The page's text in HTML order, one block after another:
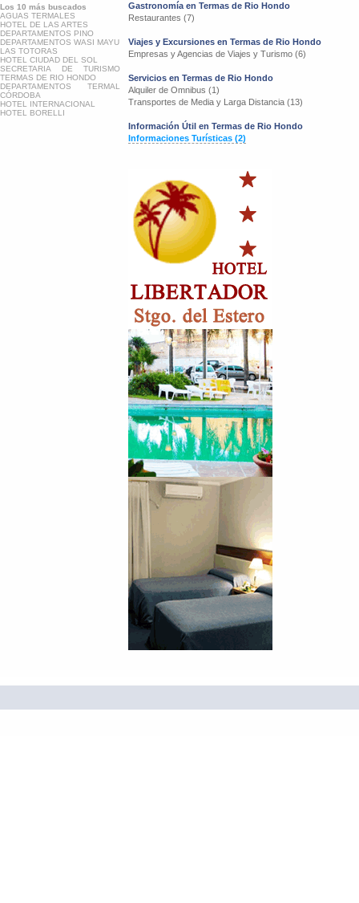
Los 10 más buscados
AGUAS TERMALES
HOTEL DE LAS ARTES
DEPARTAMENTOS PINO
DEPARTAMENTOS WASI MAYU
LAS TOTORAS
HOTEL CIUDAD DEL SOL
SECRETARIA DE TURISMO
TERMAS DE RIO HONDO
DEPARTAMENTOS TERMAL
CÓRDOBA
HOTEL INTERNACIONAL
HOTEL BORELLI
Gastronomía en Termas de Rio Hondo
Restaurantes (7)
Viajes y Excursiones en Termas de Rio Hondo
Empresas y Agencias de Viajes y Turismo (6)
Servicios en Termas de Rio Hondo
Alquiler de Omnibus (1)
Transportes de Media y Larga Distancia (13)
Información Útil en Termas de Rio Hondo
Informaciones Turísticas (2)